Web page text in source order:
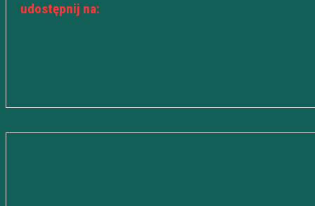
udostępnij na: